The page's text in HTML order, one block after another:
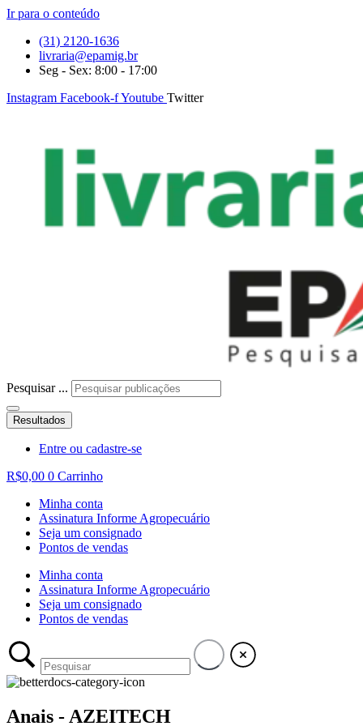
Ir para o conteúdo
(31) 2120-1636
livraria@epamig.br
Seg - Sex: 8:00 - 17:00
Instagram Facebook-fYoutube Twitter
Pesquisar ...
Resultados
Entre ou cadastre-se
R$0,00 0 Carrinho
Minha conta
Assinatura Informe Agropecuário
Seja um consignado
Pontos de vendas
Minha conta
Assinatura Informe Agropecuário
Seja um consignado
Pontos de vendas
Anais - AZEITECH